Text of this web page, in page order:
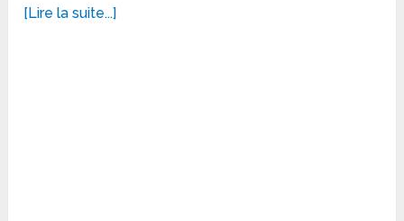
[Lire la suite...]